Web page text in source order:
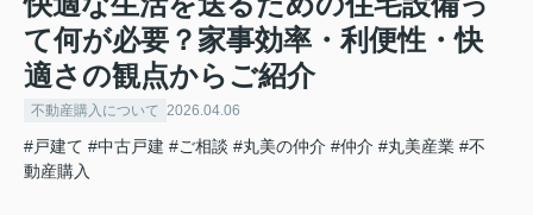
て何が必要？家事効率・利便性・快
適さの観点からご紹介
不動産購入について 2026.04.06
#戸建て #中古戸建 #ご相談 #丸美の仲介 #仲介 #丸美産業 #不
動産購入